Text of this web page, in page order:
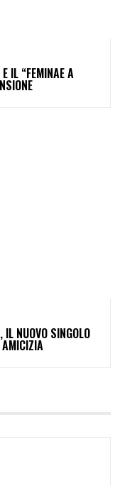
IL “FEMINAE A
NUOVO SINGOLO
AMICIZIA